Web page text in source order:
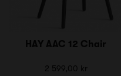
HAY AAC 12 Chair
2 599,00 kr